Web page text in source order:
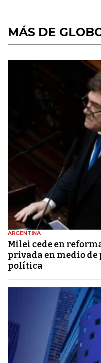
MÁS DE
ARGENTINA
Milei cede en
privada en medio de
política